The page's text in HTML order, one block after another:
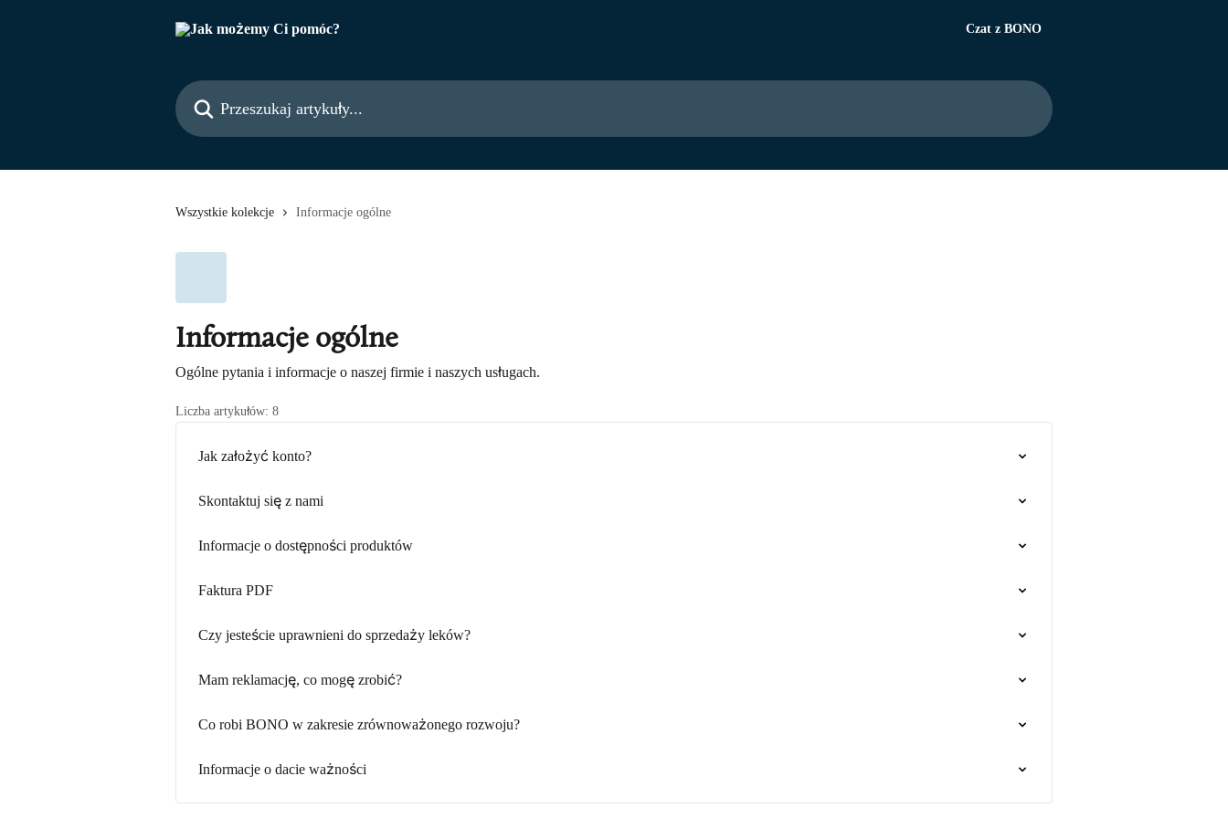
Czat z BONO
Przeszukaj artykuły...
Wszystkie kolekcje Informacje ogólne
Informacje ogólne
Ogólne pytania i informacje o naszej firmie i naszych usługach.
Liczba artykułów: 8
Jak założyć konto?
Skontaktuj się z nami
Informacje o dostępności produktów
Faktura PDF
Czy jesteście uprawnieni do sprzedaży leków?
Mam reklamację, co mogę zrobić?
Co robi BONO w zakresie zrównoważonego rozwoju?
Informacje o dacie ważności